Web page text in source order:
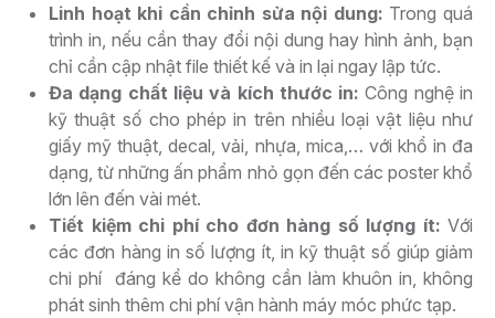
Linh hoạt khi cần chỉnh sửa nội dung: Trong quá
trình in, nếu cần thay đổi nội dung hay hình ảnh, bạn
chỉ cần cập nhật file thiết kế và in lại ngay lập tức.
Đa dạng chất liệu và kích thước in: Công nghệ in
kỹ thuật số cho phép in trên nhiều loại vật liệu như
giấy mỹ thuật, decal, vải, nhựa, mica,… với khổ in đa
dạng, từ những ấn phẩm nhỏ gọn đến các poster khổ
lớn lên đến vài mét.
Tiết kiệm chi phí cho đơn hàng số lượng ít: Với
các đơn hàng in số lượng ít, in kỹ thuật số giúp giảm
chi phí đáng kể do không cần làm khuôn in, không
phát sinh thêm chi phí vận hành máy móc phức tạp.